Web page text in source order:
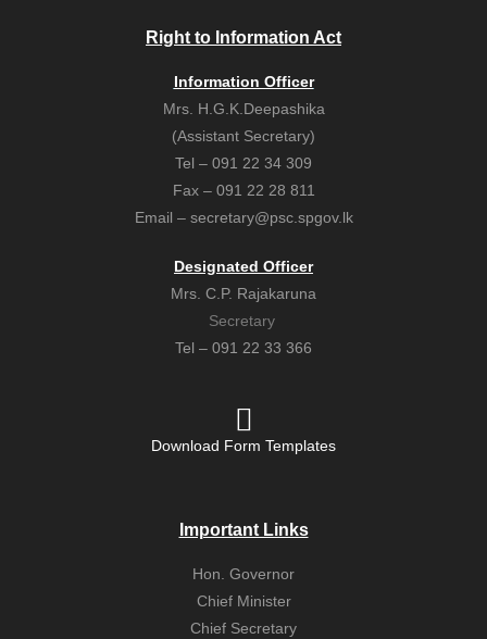
Right to Information Act
Information Officer
Mrs. H.G.K.Deepashika
(Assistant Secretary)
Tel – 091 22 34 309
Fax – 091 22 28 811
Email – secretary@psc.spgov.lk
Designated Officer
Mrs. C.P. Rajakaruna
Secretary
Tel – 091 22 33 366
Download Form Templates
Important Links
Hon. Governor
Chief Minister
Chief Secretary